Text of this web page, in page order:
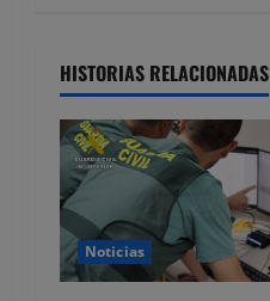
ó
n
d
e
e
HISTORIAS RELACIONADAS
Noticias